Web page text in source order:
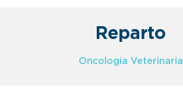
Reparto
Oncologia Veterinaria